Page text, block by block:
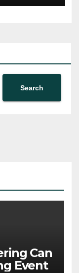
Search
Can
Event